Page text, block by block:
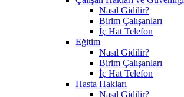
Nasıl Gidilir?
Birim Çalışanları
İç Hat Telefon
Eğitim
Nasıl Gidilir?
Birim Çalışanları
İç Hat Telefon
Hasta Hakları
Nasıl Gidilir?